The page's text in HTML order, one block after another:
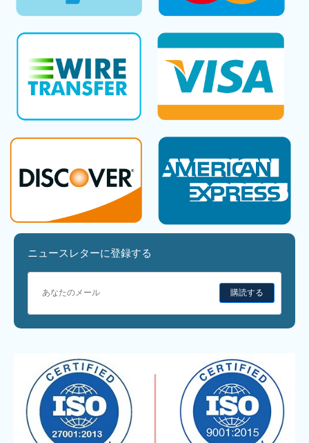
ニュースレターに登録する
購読する